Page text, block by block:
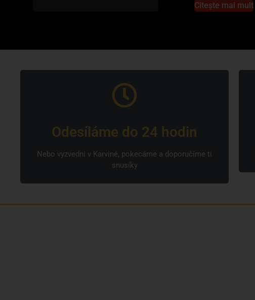
Citește mai mult
Odesíláme do 24 hodin
Nebo vyzvedni v Karviné, pokecáme a doporučíme ti
snusíky